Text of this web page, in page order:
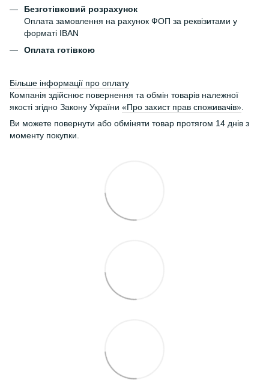
Безготівковий розрахунок
Оплата замовлення на рахунок ФОП за реквізитами у
форматі IBAN
Оплата готівкою
Більше інформації про оплату
Компанія здійснює повернення та обмін товарів належної
якості згідно Закону України «Про захист прав споживачів».
Ви можете повернути або обміняти товар протягом 14 днів з
моменту покупки.